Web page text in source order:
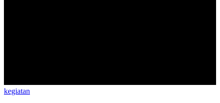
kegiatan